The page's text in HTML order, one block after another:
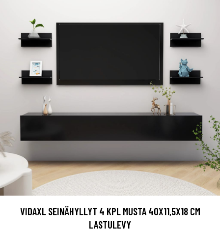
VIDAXL SEINÄHYLLYT 4 KPL MUSTA 40X11,5X18 CM
LASTULEVY